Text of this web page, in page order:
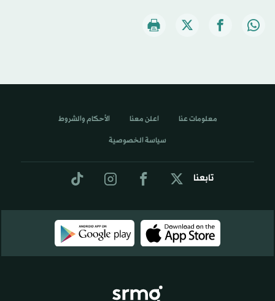
تابعنا
معلومات عنا اعلن معنا الأحكام والشروط
سياسة الخصوصية